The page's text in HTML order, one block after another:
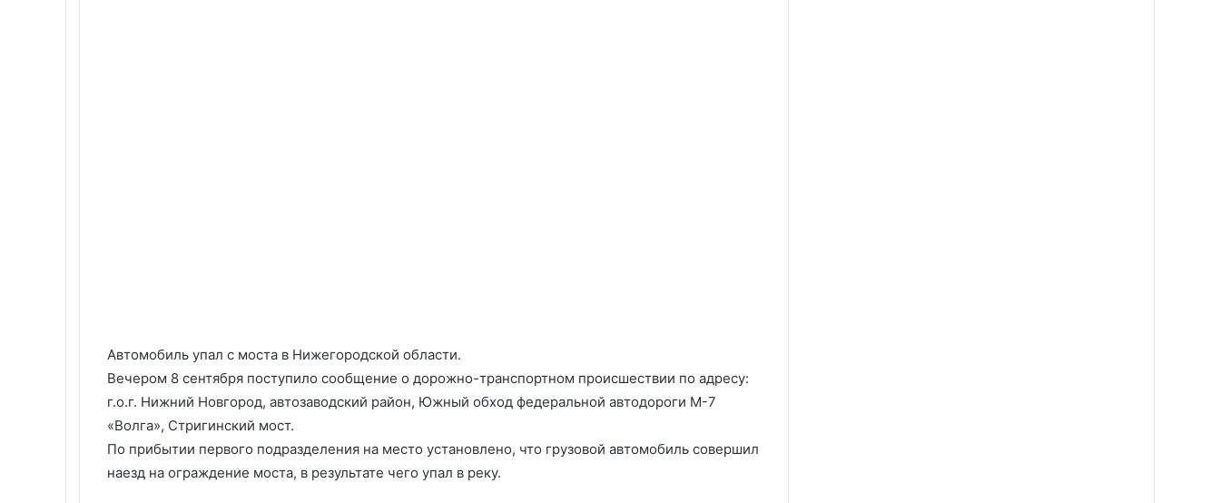
Автомобиль упал с моста в Нижегородской области.
Вечером 8 сентября поступило сообщение о дорожно-транспортном происшествии по адресу:
г.о.г. Нижний Новгород, автозаводский район, Южный обход федеральной автодороги М-7
«Волга», Стригинский мост.
По прибытии первого подразделения на место установлено, что грузовой автомобиль совершил
наезд на ограждение моста, в результате чего упал в реку.